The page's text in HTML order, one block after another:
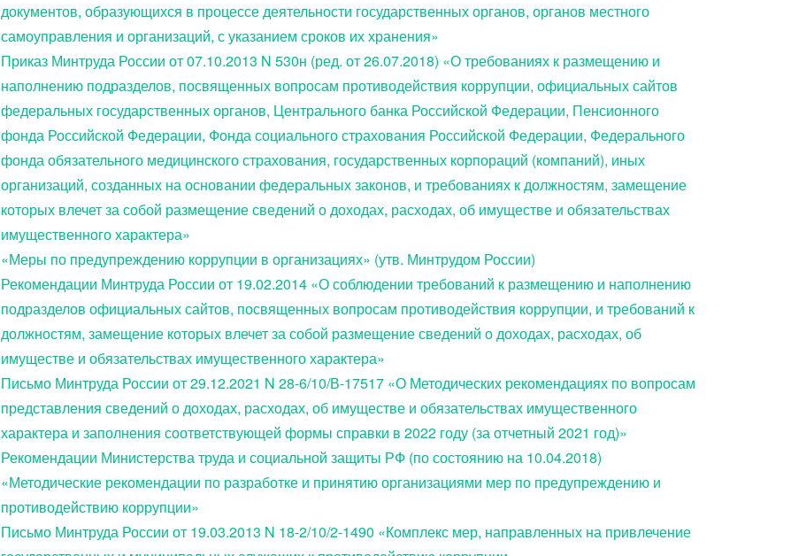
документов, образующихся в процессе деятельности государственных органов, органов местного
самоуправления и организаций, с указанием сроков их хранения»
Приказ Минтруда России от 07.10.2013 N 530н (ред. от 26.07.2018) «О требованиях к размещению и
наполнению подразделов, посвященных вопросам противодействия коррупции, официальных сайтов
федеральных государственных органов, Центрального банка Российской Федерации, Пенсионного
фонда Российской Федерации, Фонда социального страхования Российской Федерации, Федерального
фонда обязательного медицинского страхования, государственных корпораций (компаний), иных
организаций, созданных на основании федеральных законов, и требованиях к должностям, замещение
которых влечет за собой размещение сведений о доходах, расходах, об имуществе и обязательствах
имущественного характера»
«Меры по предупреждению коррупции в организациях» (утв. Минтрудом России)
Рекомендации Минтруда России от 19.02.2014 «О соблюдении требований к размещению и наполнению
подразделов официальных сайтов, посвященных вопросам противодействия коррупции, и требований к
должностям, замещение которых влечет за собой размещение сведений о доходах, расходах, об
имуществе и обязательствах имущественного характера»
Письмо Минтруда России от 29.12.2021 N 28-6/10/В-17517 «О Методических рекомендациях по вопросам
представления сведений о доходах, расходах, об имуществе и обязательствах имущественного
характера и заполнения соответствующей формы справки в 2022 году (за отчетный 2021 год)»
Рекомендации Министерства труда и социальной защиты РФ (по состоянию на 10.04.2018)
«Методические рекомендации по разработке и принятию организациями мер по предупреждению и
противодействию коррупции»
Письмо Минтруда России от 19.03.2013 N 18-2/10/2-1490 «Комплекс мер, направленных на привлечение